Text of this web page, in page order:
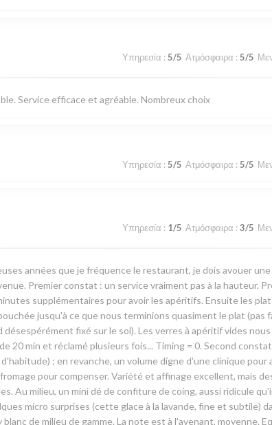
Υπηρεσία : 5/5 Ατμόσφαιρα : 5/5
Service efficace et agréable. Nombreux choix
Υπηρεσία : 5/5 Ατμόσφαιρα : 5/5
Υπηρεσία : 1/5 Ατμόσφαιρα : 3/5
années que je fréquence le restaurant, je dois avouer
Premier constat : un service vraiment pas à la hauteur.
supplémentaires pour avoir les apéritifs. Ensuite les
jusqu'à ce que nous terminions quasiment le plat (pas
désespérément fixé sur le sol). Les verres à apéritif vides
20 min et réclamé plusieurs fois... Timing = 0. Second
; en revanche, un volume digne d'une clinique
pour compenser. Variété et affinage excellent, mais
Au milieu, un mini dé de confiture de coing, aussi ridicule
micro surprises (cette glace à la lavande, fine et subtile)
de milieu de gamme. La note est à l'avenant, moyenne.